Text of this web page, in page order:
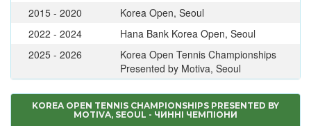
2015 - 2020
Korea Open, Seoul
2022 - 2024
Hana Bank Korea Open, Seoul
2025 - 2026
Korea Open Tennis Championships
Presented by Motiva, Seoul
KOREA OPEN TENNIS CHAMPIONSHIPS PRESENTED BY
MOTIVA, SEOUL - ЧИННІ ЧЕМПІОНИ